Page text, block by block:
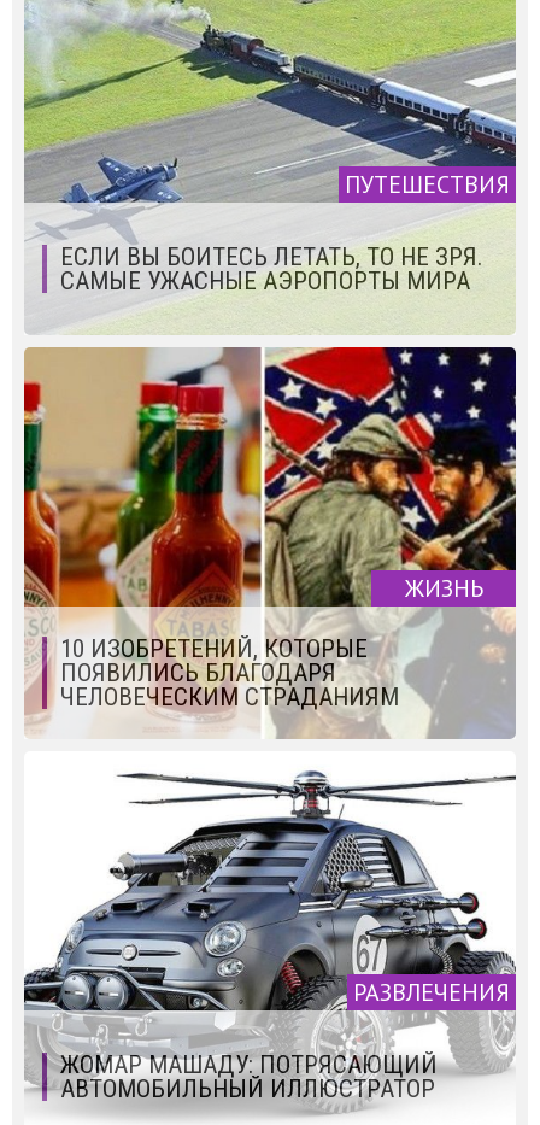
ПУТЕШЕСТВИЯ
ЕСЛИ ВЫ БОИТЕСЬ ЛЕТАТЬ, ТО НЕ ЗРЯ.
САМЫЕ УЖАСНЫЕ АЭРОПОРТЫ МИРА
ЖИЗНЬ
10 ИЗОБРЕТЕНИЙ, КОТОРЫЕ
ПОЯВИЛИСЬ БЛАГОДАРЯ
ЧЕЛОВЕЧЕСКИМ СТРАДАНИЯМ
РАЗВЛЕЧЕНИЯ
ЖОМАР МАШАДУ: ПОТРЯСАЮЩИЙ
АВТОМОБИЛЬНЫЙ ИЛЛЮСТРАТОР